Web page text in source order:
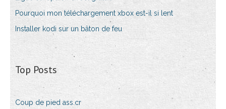
Pourquoi mon téléchargement xbox est-il si lent
Installer kodi sur un bâton de feu
Top Posts
Coup de pied ass.cr